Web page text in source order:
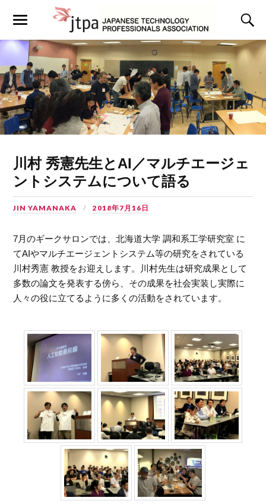
川村 秀憲先生とAI／マルチエージェ
ントシステムについて語る
JIN YAMANAKA 2018年7月16日
7月のギークサロンでは、北海道大学 調和系工学研究室 に
てAIやマルチエージェントシステム等の研究をされている
川村秀憲 教授をお迎えします。川村先生は研究成果として
多数の論文を発表する傍ら、その成果を社会実装し実際に
人々の役に立てるように多くの活動をされています。